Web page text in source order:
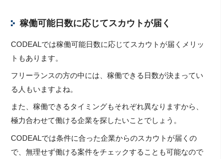
稼働可能日数に応じてスカウトが届く
CODEALでは稼働可能日数に応じてスカウトが届くメリッ
トもあります。
フリーランスの方の中には、稼働できる日数が決まってい
る人もいますよね。
また、稼働できるタイミングもそれぞれ異なりますから、
極力合わせて働ける企業を探したいことでしょう。
CODEALでは条件に合った企業からのスカウトが届くの
で、無理せず働ける案件をチェックすることも可能なので